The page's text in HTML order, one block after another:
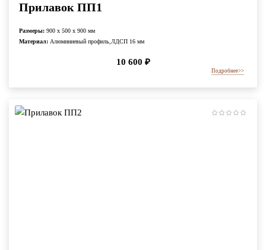
Прилавок ПП1
Размеры: 900 x 500 x 900 мм
Материал: Алюминиевый профиль,ЛДСП 16 мм
10 600 ₽
Подробнее>>